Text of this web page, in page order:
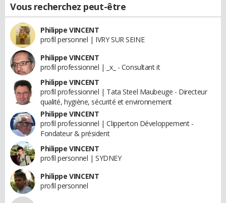
Vous recherchez peut-être
Philippe VINCENT
profil personnel | IVRY SUR SEINE
Philippe VINCENT
profil professionnel | _x_ - Consultant it
Philippe VINCENT
profil professionnel | Tata Steel Maubeuge - Directeur
qualité, hygiène, sécurité et environnement
Philippe VINCENT
profil professionnel | Clipperton Développement -
Fondateur & président
Philippe VINCENT
profil personnel | SYDNEY
Philippe VINCENT
profil personnel